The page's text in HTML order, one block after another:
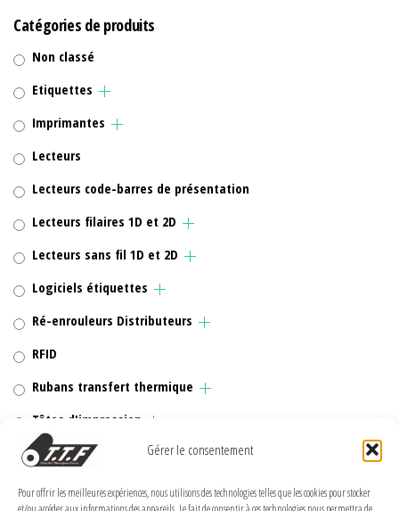
Gérer le consentement
Pour offrir les meilleures expériences, nous utilisons des technologies telles que les cookies pour stocker
Catégories de produits
Non classé
Etiquettes
Imprimantes
Lecteurs
Lecteurs code-barres de présentation
Lecteurs filaires 1D et 2D
Lecteurs sans fil 1D et 2D
Logiciels étiquettes
Ré-enrouleurs Distributeurs
RFID
Rubans transfert thermique
Têtes d'impression